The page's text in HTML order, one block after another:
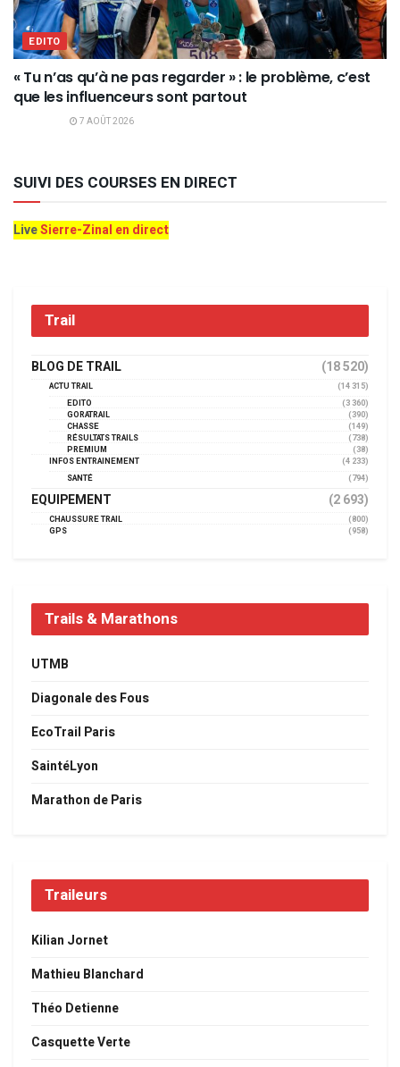
EDITO
« Tu n’as qu’à ne pas regarder » : le problème, c’est
que les influenceurs sont partout
7 AOÛT 2026
SUIVI DES COURSES EN DIRECT
LiveSierre-Zinal en direct
Trail
BLOG DE TRAIL (18 520)
ACTU TRAIL
(14 315)
EDITO
(3 360)
GORATRAIL
(390)
CHASSE
(149)
RÉSULTATS TRAILS
(738)
PREMIUM
(38)
INFOS ENTRAINEMENT
(4 233)
SANTÉ
(794)
EQUIPEMENT (2 693)
CHAUSSURE TRAIL
(800)
GPS
(958)
Trails & Marathons
UTMB
Diagonale des Fous
EcoTrail Paris
SaintéLyon
Marathon de Paris
Traileurs
Kilian Jornet
Mathieu Blanchard
Théo Detienne
Casquette Verte